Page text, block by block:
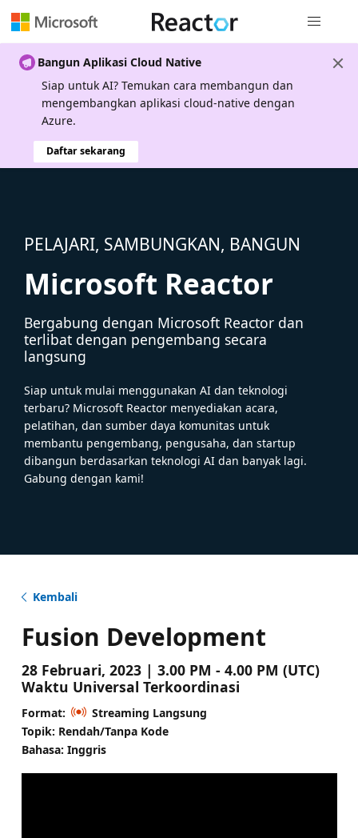
Bangun Aplikasi Cloud Native
Siap untuk AI? Temukan cara membangun dan
mengembangkan aplikasi cloud-native dengan
Azure.
Daftar sekarang
PELAJARI, SAMBUNGKAN, BANGUN
Microsoft Reactor
Bergabung dengan Microsoft Reactor dan
terlibat dengan pengembang secara
langsung
Siap untuk mulai menggunakan AI dan teknologi
terbaru? Microsoft Reactor menyediakan acara,
pelatihan, dan sumber daya komunitas untuk
membantu pengembang, pengusaha, dan startup
dibangun berdasarkan teknologi AI dan banyak lagi.
Gabung dengan kami!
Kembali
Fusion Development
28 Februari, 2023 | 3.00 PM - 4.00 PM (UTC)
Waktu Universal Terkoordinasi
Format:
Streaming Langsung
Topik: Rendah/Tanpa Kode
Bahasa: Inggris